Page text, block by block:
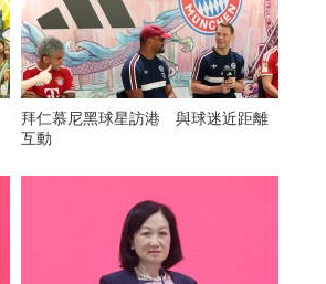
拜仁慕尼黑球星訪港 與球迷近距離
互動